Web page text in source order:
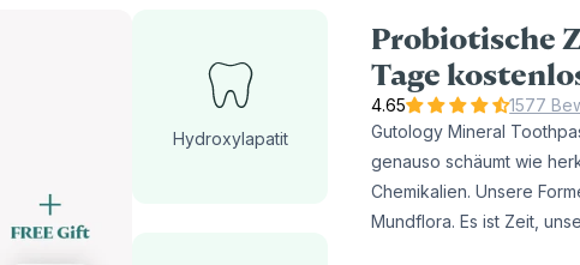
Hydroxylapatit
Probiotische
Tage
1577
Gutology Mineral
genauso schäumt wie
Chemikalien. Unsere
Mundflora. Es ist Zeit,